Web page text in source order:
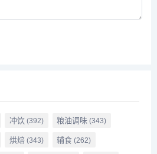
冲饮 (392) 粮油调味 (343)
烘焙 (343) 辅食 (262)